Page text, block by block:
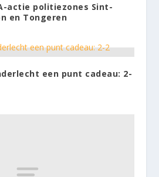
actie politiezones Sint-
en Tongeren
een punt cadeau: 2-